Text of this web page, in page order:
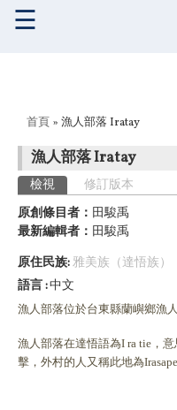
☰
您在這裡
首頁 » 漁人部落 Iratay
漁人部落 Iratay
主要索引標籤
檢視 (作用中頁籤)
修訂版本
原創條目者： 田駿禹
最新編輯者： 田駿禹
原住民族:雅美族（達悟族）
語言 中文
漁人部落位於台東縣蘭嶼鄉漁人
漁人部落在達悟語為I ra tie，
擊，外村的人又稱此地為